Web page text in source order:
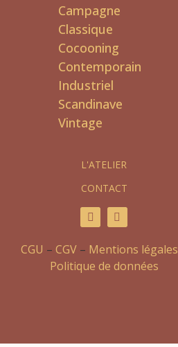
Campagne
Classique
Cocooning
Contemporain
Industriel
Scandinave
Vintage
L'ATELIER
CONTACT
CGU – CGV – Mentions légales
Politique de données